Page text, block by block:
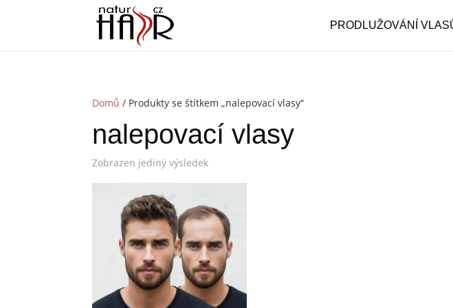
PRODLUŽOVÁNÍ
Domů / Produkty se štítkem „nalepovací vlasy“
nalepovací vlasy
Zobrazen jediný výsledek